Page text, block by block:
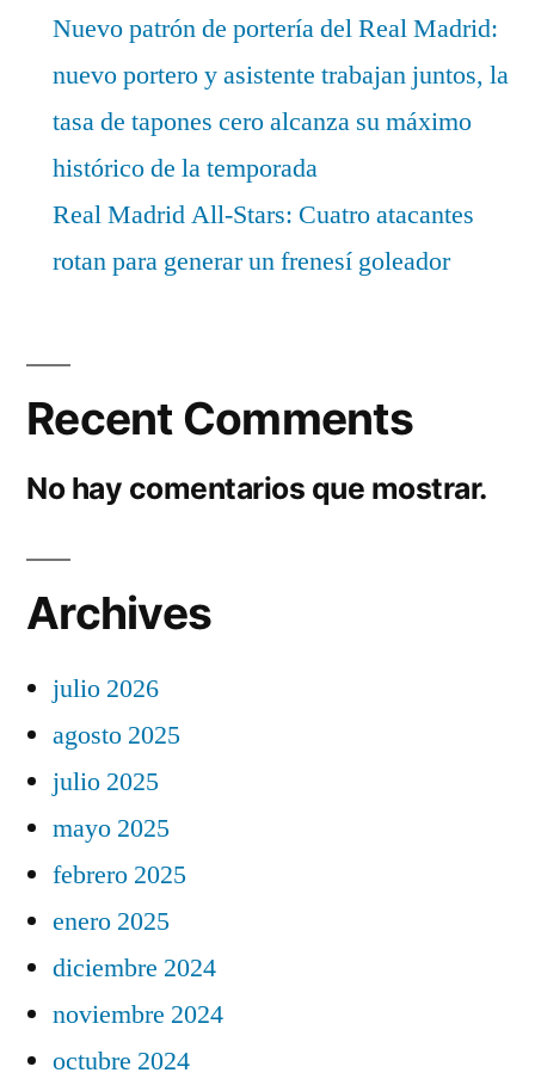
Nuevo patrón de portería del Real Madrid:
nuevo portero y asistente trabajan juntos, la
tasa de tapones cero alcanza su máximo
histórico de la temporada
Real Madrid All-Stars: Cuatro atacantes
rotan para generar un frenesí goleador
Recent Comments
No hay comentarios que mostrar.
Archives
julio 2026
agosto 2025
julio 2025
mayo 2025
febrero 2025
enero 2025
diciembre 2024
noviembre 2024
octubre 2024